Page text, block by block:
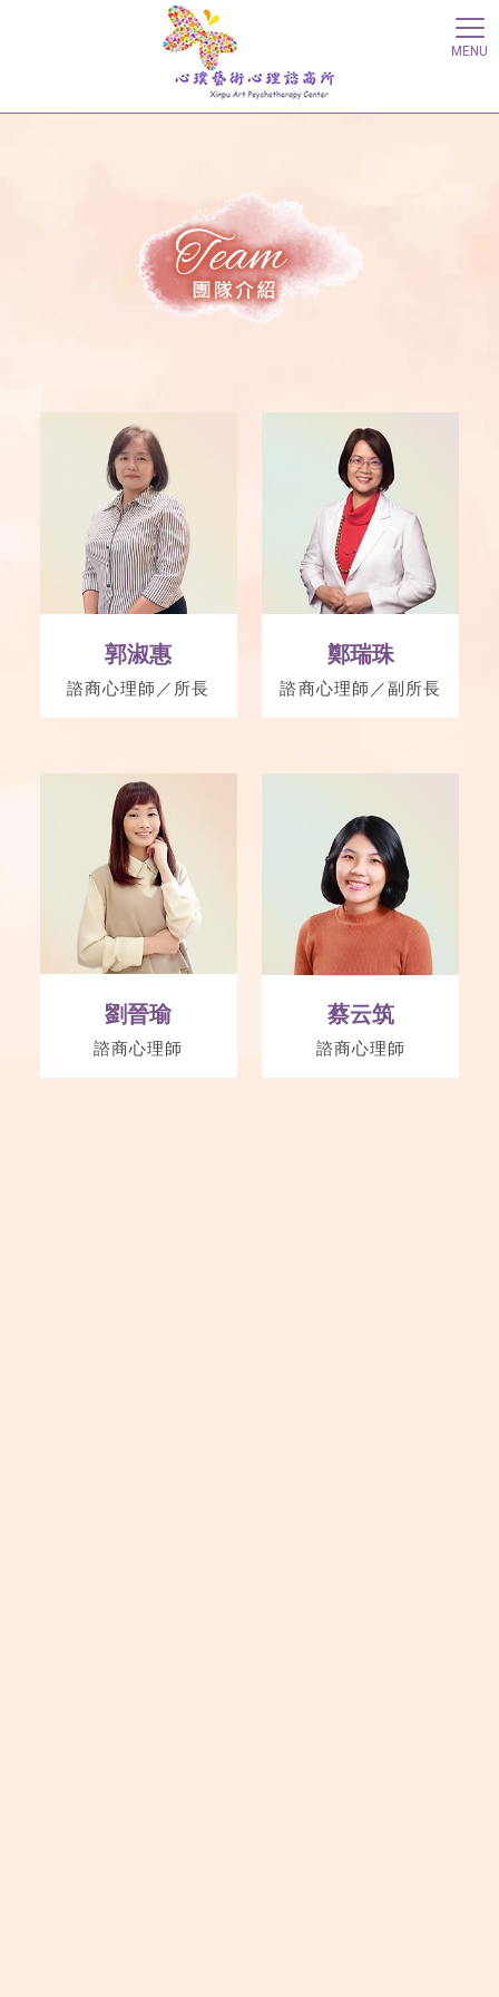
郭淑惠
諮商心理師／所長
鄭瑞珠
諮商心理師／副所長
劉晉瑜
諮商心理師
蔡云筑
諮商心理師